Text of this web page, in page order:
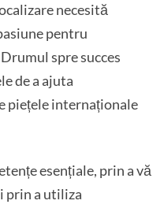
necesită
pentru
spre succes
de a ajuta
piețele internaționale
esențiale, prin a vă
prin a utiliza